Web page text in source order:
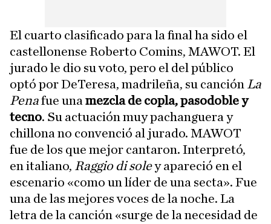
El cuarto clasificado para la final ha sido el
castellonense Roberto Comins, MAWOT. El
jurado le dio su voto, pero el del público
optó por DeTeresa, madrileña, su canción La
Penafue una mezcla de copla, pasodoble y
tecno. Su actuación muy pachanguera y
chillona no convenció al jurado. MAWOT
fue de los que mejor cantaron. Interpretó,
en italiano, Raggio di soley apareció en el
escenario «como un líder de una secta». Fue
una de las mejores voces de la noche. La
letra de la canción «surge de la necesidad de